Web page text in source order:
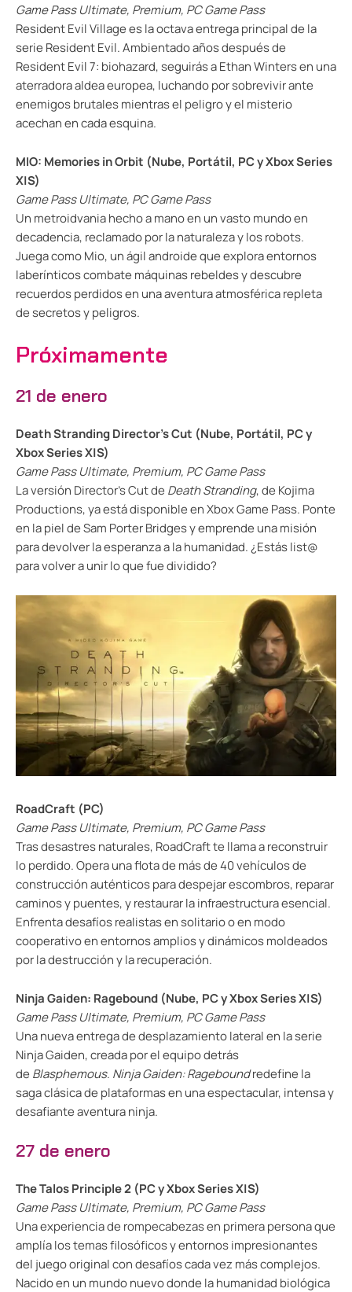
Game Pass Ultimate, Premium, PC Game Pass
Resident Evil Village es la octava entrega principal de la
serie Resident Evil. Ambientado años después de
Resident Evil 7: biohazard, seguirás a Ethan Winters en una
aterradora aldea europea, luchando por sobrevivir ante
enemigos brutales mientras el peligro y el misterio
acechan en cada esquina.
MIO: Memories in Orbit (Nube, Portátil, PC y Xbox Series
X|S)
Game Pass Ultimate, PC Game Pass
Un metroidvania hecho a mano en un vasto mundo en
decadencia, reclamado por la naturaleza y los robots.
Juega como Mio, un ágil androide que explora entornos
laberínticos combate máquinas rebeldes y descubre
recuerdos perdidos en una aventura atmosférica repleta
de secretos y peligros.
Próximamente
21 de enero
Death Stranding Director’s Cut (Nube, Portátil, PC y
Xbox Series X|S)
Game Pass Ultimate, Premium, PC Game Pass
La versión Director’s Cut de Death Stranding, de Kojima
Productions, ya está disponible en Xbox Game Pass. Ponte
en la piel de Sam Porter Bridges y emprende una misión
para devolver la esperanza a la humanidad. ¿Estás list@
para volver a unir lo que fue dividido?
RoadCraft (PC)
Game Pass Ultimate, Premium, PC Game Pass
Tras desastres naturales, RoadCraft te llama a reconstruir
lo perdido. Opera una flota de más de 40 vehículos de
construcción auténticos para despejar escombros, reparar
caminos y puentes, y restaurar la infraestructura esencial.
Enfrenta desafíos realistas en solitario o en modo
cooperativo en entornos amplios y dinámicos moldeados
por la destrucción y la recuperación.
Ninja Gaiden: Ragebound (Nube, PC y Xbox Series X|S)
Game Pass Ultimate, Premium, PC Game Pass
Una nueva entrega de desplazamiento lateral en la serie
Ninja Gaiden, creada por el equipo detrás
de Blasphemous. Ninja Gaiden: Rageboundredefine la
saga clásica de plataformas en una espectacular, intensa y
desafiante aventura ninja.
27 de enero
The Talos Principle 2 (PC y Xbox Series X|S)
Game Pass Ultimate, Premium, PC Game Pass
Una experiencia de rompecabezas en primera persona que
amplía los temas filosóficos y entornos impresionantes
del juego original con desafíos cada vez más complejos.
Nacido en un mundo nuevo donde la humanidad biológica